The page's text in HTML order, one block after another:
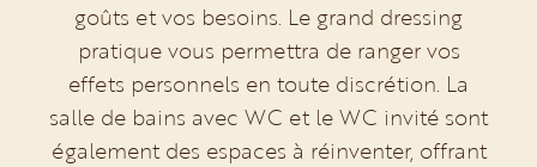
goûts et vos besoins. Le grand dressing
pratique vous permettra de ranger vos
effets personnels en toute discrétion. La
salle de bains avec WC et le WC invité sont
également des espaces à réinventer, offrant